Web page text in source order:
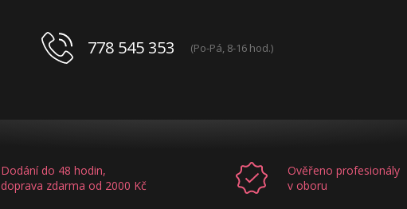
778 545 353 (Po-Pá, 8-16 hod.)
Dodání do 48 hodin,
doprava zdarma od 2000 Kč
Ověřeno profesionály
v oboru